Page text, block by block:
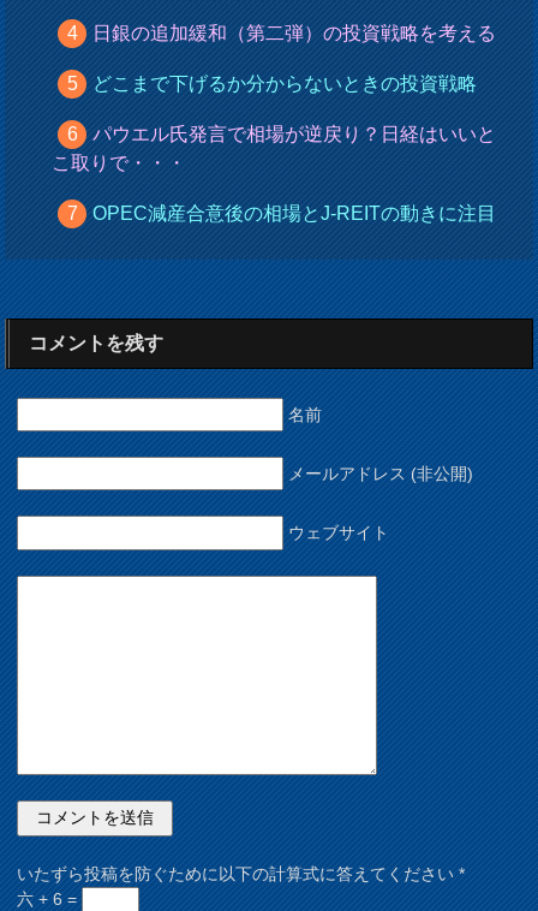
日銀の追加緩和（第二弾）の投資戦略を考える
どこまで下げるか分からないときの投資戦略
パウエル氏発言で相場が逆戻り？日経はいいと
こ取りで・・・
OPEC減産合意後の相場とJ-REITの動きに注目
コメントを残す
名前
メールアドレス (非公開)
ウェブサイト
いたずら投稿を防ぐために以下の計算式に答えてください*
六 + 6 =